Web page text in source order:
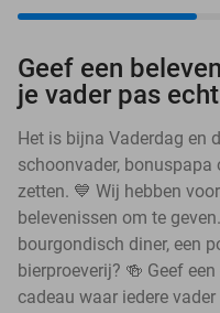
Geef een
je vader pas
Het is bijna Vaderdag en
schoonvader,
zetten. 💙 Wij hebben
belevenissen om te
bourgondisch diner, een
bierproeverij? 🍻 Geef
cadeau waar iedere